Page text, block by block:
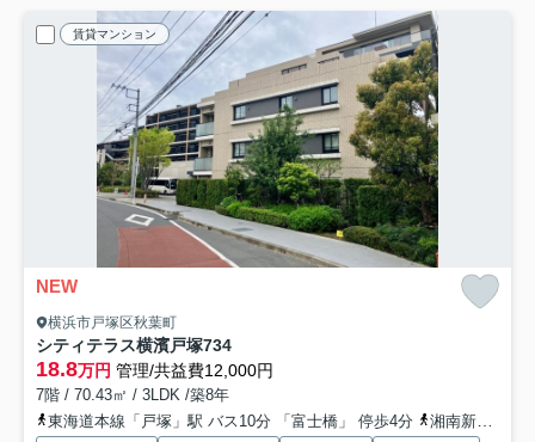
賃貸マンション
NEW
横浜市戸塚区秋葉町
シティテラス横濱戸塚734
18.8万円 管理/共益費12,000円
7階 / 70.43㎡ / 3LDK /築8年
東海道本線「戸塚」駅 バス10分 「富士橋」 停歩4分
湘南新宿ライン宇須「戸塚」駅 バス10分 「富士橋」 停歩4分